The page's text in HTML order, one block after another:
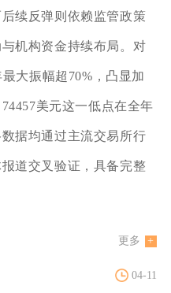
续反弹则依赖监管政策
机构资金持续布局。对
大振幅超70%，凸显加
美元这一低点在全年
据均通过主流交易所行
道交叉验证，具备完整
更多
04-11